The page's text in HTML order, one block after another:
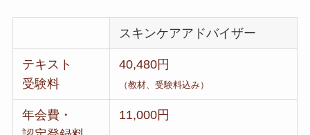
スキンケアアドバイザー
テキスト
受験料
40,480円
（教材、受験料込み）
年会費・
11,000円